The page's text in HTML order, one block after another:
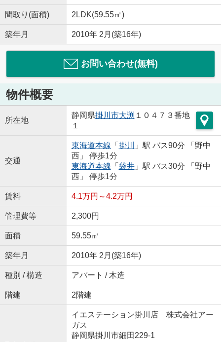
間取り(面積) 2LDK(59.55㎡)
築年月 2010年 2月(築16年)
お問い合わせ(無料)
物件概要
所在地
静岡県掛川市大渕 １０４７３番地
１
交通
東海道本線 「 掛川
」駅 バス90分 「野中
西」 停歩1分
東海道本線 「 袋井」駅 バス30分 「野中
西」 停歩1分
賃料 4.1万円～4.2万円
管理費等 2,300円
面積 59.55㎡
築年月 2010年 2月(築16年)
種別 / 構造 アパート / 木造
階建 2階建
イエステーション掛川店 株式会社アー
ガス
静岡県掛川市細田229-1